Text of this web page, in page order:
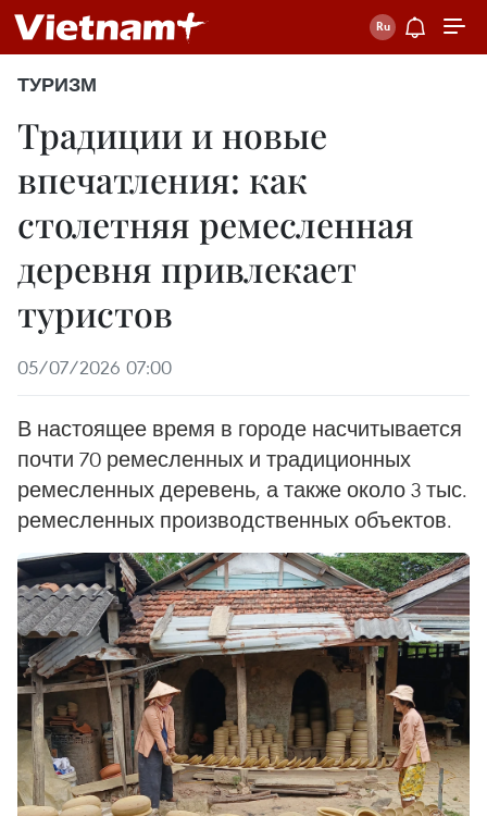
ТУРИЗМ
Традиции и новые
впечатления: как
столетняя ремесленная
деревня привлекает
туристов
05/07/2026 07:00
В настоящее время в городе насчитывается
почти 70 ремесленных и традиционных
ремесленных деревень, а также около 3 тыс.
ремесленных производственных объектов.